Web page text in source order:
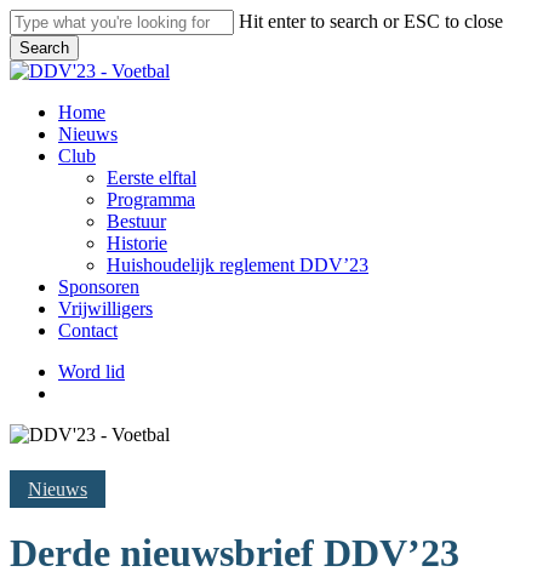
Skip
to
main
content
Hit enter to search or ESC to close
Search
Close
search
Menu
Home
Nieuws
Club
Eerste elftal
Programma
Bestuur
Historie
Huishoudelijk reglement DDV’23
Sponsoren
Vrijwilligers
Contact
Word lid
Nieuws
Derde nieuwsbrief DDV’23